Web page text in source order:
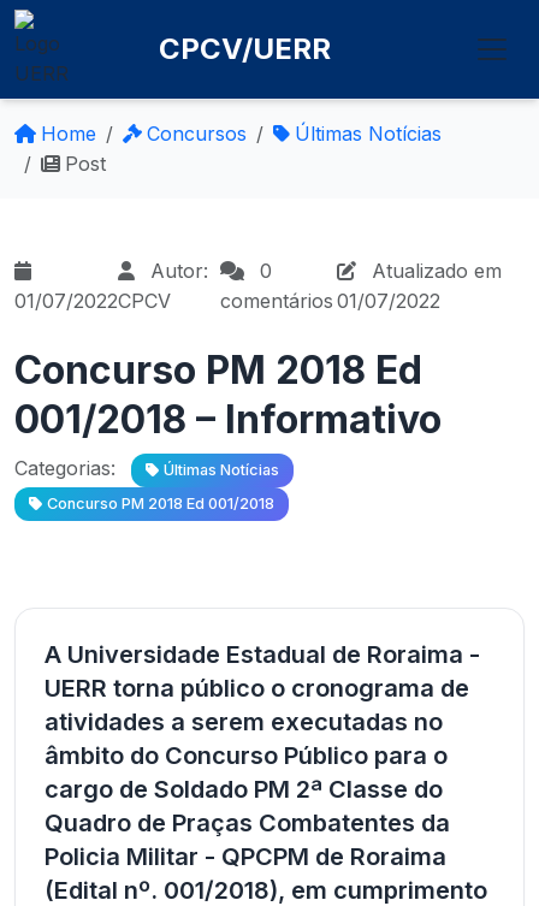
CPCV/UERR
Home Concursos
Últimas Notícias
Post
01/07/2022
Autor:
CPCV
0
comentários
Atualizado em
01/07/2022
Concurso PM 2018 Ed
001/2018 – Informativo
Categorias:
Últimas Notícias
Concurso PM 2018 Ed 001/2018
A Universidade Estadual de Roraima -
UERR torna público o cronograma de
atividades a serem executadas no
âmbito do Concurso Público para o
cargo de Soldado PM 2ª Classe do
Quadro de Praças Combatentes da
Policia Militar - QPCPM de Roraima
(Edital nº. 001/2018), em cumprimento